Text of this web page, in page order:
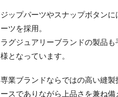
ジップパーツやスナップボタン
ーツを採用。
ラグジュアリーブランドの製品
様となっています。
専業ブランドならではの高い縫
ースでありながら上品さを兼ね備